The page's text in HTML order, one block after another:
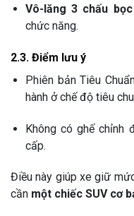
Vô-lăng 3 chấu
chức năng.
2.3. Điểm lưu ý
Phiên bản Tiêu
hành ở chế độ tiêu
Không có ghế chỉnh
cấp.
Điều này giúp xe giữ
cần một chiếc SUV cơ